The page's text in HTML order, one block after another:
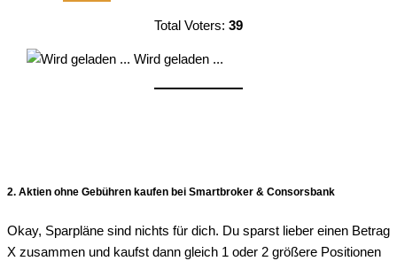
Total Voters: 39
Wird geladen ...
2. Aktien ohne Gebühren kaufen bei Smartbroker & Consorsbank
Okay, Sparpläne sind nichts für dich. Du sparst lieber einen Betrag
X zusammen und kaufst dann gleich 1 oder 2 größere Positionen